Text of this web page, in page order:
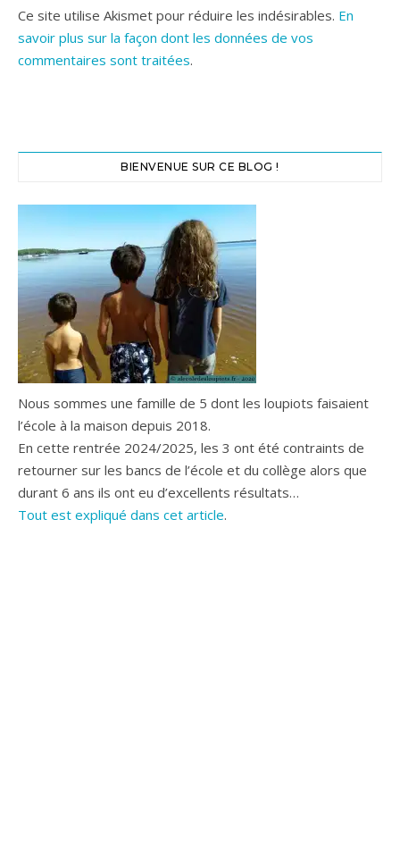
Ce site utilise Akismet pour réduire les indésirables. En
savoir plus sur la façon dont les données de vos
commentaires sont traitées.
BIENVENUE SUR CE BLOG !
Nous sommes une famille de 5 dont les loupiots faisaient
l’école à la maison depuis 2018.
En cette rentrée 2024/2025, les 3 ont été contraints de
retourner sur les bancs de l’école et du collège alors que
durant 6 ans ils ont eu d’excellents résultats…
Tout est expliqué dans cet article.